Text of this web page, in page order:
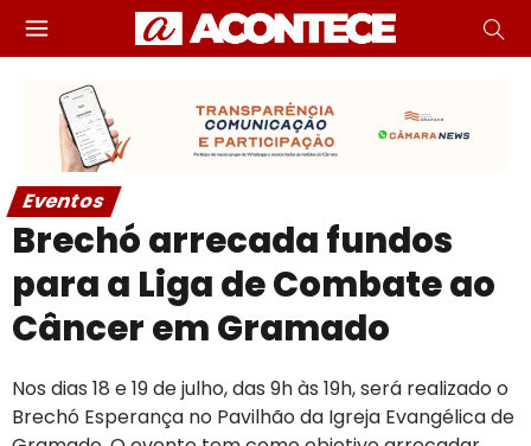
Eventos
Brechó arrecada fundos
para a Liga de Combate ao
Câncer em Gramado
Nos dias 18 e 19 de julho, das 9h às 19h, será realizado o
Brechó Esperança no Pavilhão da Igreja Evangélica de